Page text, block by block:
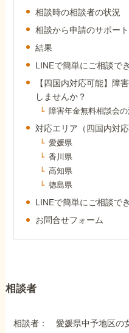
ホーム
障害年金の基礎知識
障害年金の金額
受給事例
Q&A・相談事例
事務所について
相談時の相談者の状況
相談から申請のサポート
結果
LINEで簡単にご相談で
【四国内対応可能】障
しませんか？
障害年金無料相談会
対応エリア（四国内対応
愛媛県
香川県
高知県
徳島県
LINEで簡単にご相談で
お問合せフォーム
相談者
相談者： 愛媛県中予地区の